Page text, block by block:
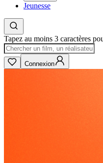
Jeunesse
Tapez au moins 3 caractères
Connexion